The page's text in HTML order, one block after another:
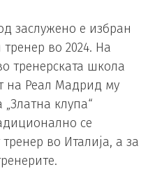
заслужено е избран
во 2024. На
тренерската школа
на Реал Мадрид му
клупа“
се
во Италија, а за